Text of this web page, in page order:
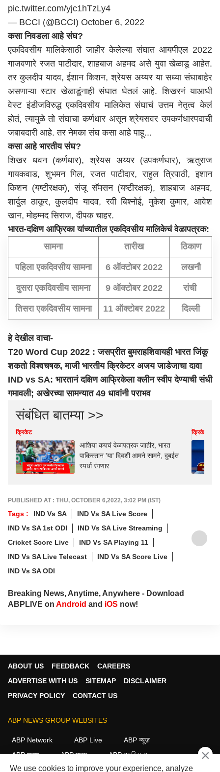
pic.twitter.com/yjc1hTzLy4
— BCCI (@BCCI) October 6, 2022
कसा निवडला आहे संघ?
एकदिवसीय मालिकेसाठी जाहीर केलेल्या संघात आयपीएल 2022
गाजवणारे रजत पाटीदार, शाहबाज अहमद असे युवा खेळाडू आहेत.
तर कुलदीप यादव, ईशान किशन, श्रेयस अय्यर या सध्या संघाबाहेर
असणाऱ्या स्टार खेळाडूंनाही संघात घेतलं आहे. शिखरनं याआधी
वेस्ट इंडीजविरुद्ध एकदिवसीय मालिकेत संघाचं उत्तम नेतृत्व केलं
होतं, त्यामुळे तो संघाचा कर्णधार असून श्रेयसवर उपकर्णधारपदाची
जबाबदारी आहे. तर नेमका संघ कसा आहे पाहू...
कसा आहे भारतीय संघ?
शिखर धवन (कर्णधार), श्रेयस अय्यर (उपकर्णधार), ऋतुराज
गायकवाड, शुभमन गिल, रजत पाटीदार, राहुल त्रिपाठी, इशान
किशन (यष्टीरक्षक), संजू सॅमसन (यष्टीरक्षक), शाहबाज अहमद,
शार्दुल ठाकूर, कुलदीप यादव, रवी बिश्नोई, मुकेश कुमार, आवेश
खान, मोहम्मद सिराज, दीपक चाहर.
भारत-दक्षिण आफ्रिका यांच्यातील एकदिवसीय मालिकेचं वेळापत्रक:
सामना
तारीख ठिकाण
पहिला एकदिवसीय सामना 6 ऑक्टोबर 2022 लखनौ
दुसरा एकदिवसीय सामना 9 ऑक्टोबर 2022 रांची
तिसरा एकदिवसीय सामना 11 ऑक्टोबर 2022 दिल्ली
हे देखील वाचा-
T20 Word Cup 2022 : जसप्रीत बुमराहशिवायही भारत जिंकू
शकतो विश्वचषक, माजी भारतीय क्रिकेटर अजय जाडेजाचा दावा
IND vs SA: भारतानं दक्षिण आफ्रिकेला क्लीन स्वीप देण्याची संधी
गमावली; अखेरच्या सामन्यात 49 धावांनी पराभव
संबंधित बातम्या >>
क्रिकेट
आशिया कपचं वेळापत्रक जाहीर, भारत
पाकिस्तान 'या' दिवशी आमने सामने, दुबईत
स्पर्धा रंगणार
क्रिकेट
PUBLISHED AT : THU, OCTOBER 6,2022, 3:02 PM (IST)
Tags : IND Vs SA
IND Vs SA Live Score
IND Vs SA 1st ODI
IND Vs SA Live Streaming
Cricket Score Live
IND Vs SA Playing 11
IND Vs SA Live Telecast
IND Vs SA Score Live
IND Vs SA ODI
Breaking News, Anytime, Anywhere - Download
ABPLIVE on Android and iOS now!
ABOUT US FEEDBACK
CAREERS
ADVERTISE WITH US
SITEMAP
DISCLAIMER
PRIVACY POLICY
CONTACT US
ABP NEWS GROUP WEBSITES
ABP Network ABP Live
ABP न्यूज़
ABP আনন্দ
ABP माझा
ABP અસ્મિતા
ABP Ganga
ABP ਸਾਂਝਾ ABP நாடு ABP దేశం
×
We use cookies to improve your experience, analyze